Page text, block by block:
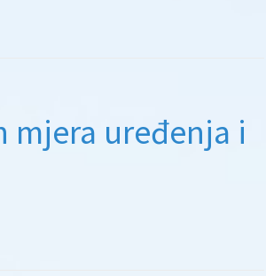
mjera uređenja i